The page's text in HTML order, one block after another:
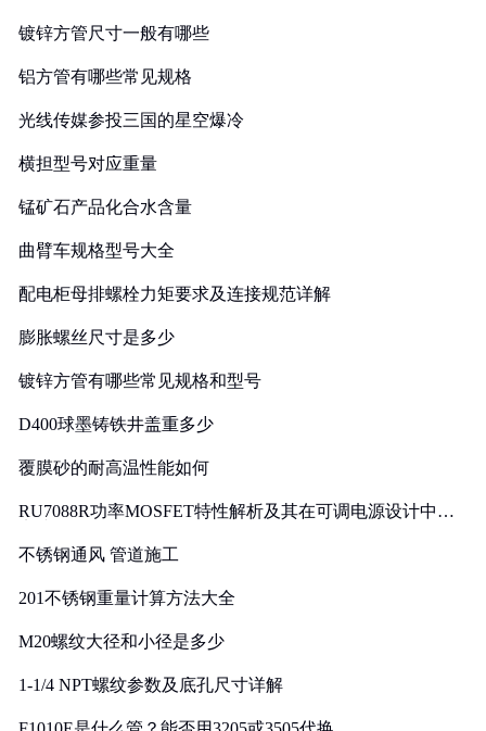
镀锌方管尺寸一般有哪些
铝方管有哪些常见规格
光线传媒参投三国的星空爆冷
横担型号对应重量
锰矿石产品化合水含量
曲臂车规格型号大全
配电柜母排螺栓力矩要求及连接规范详解
膨胀螺丝尺寸是多少
镀锌方管有哪些常见规格和型号
D400球墨铸铁井盖重多少
覆膜砂的耐高温性能如何
RU7088R功率MOSFET特性解析及其在可调电源设计中的
不锈钢通风 管道施工
201不锈钢重量计算方法大全
M20螺纹大径和小径是多少
1-1/4 NPT螺纹参数及底孔尺寸详解